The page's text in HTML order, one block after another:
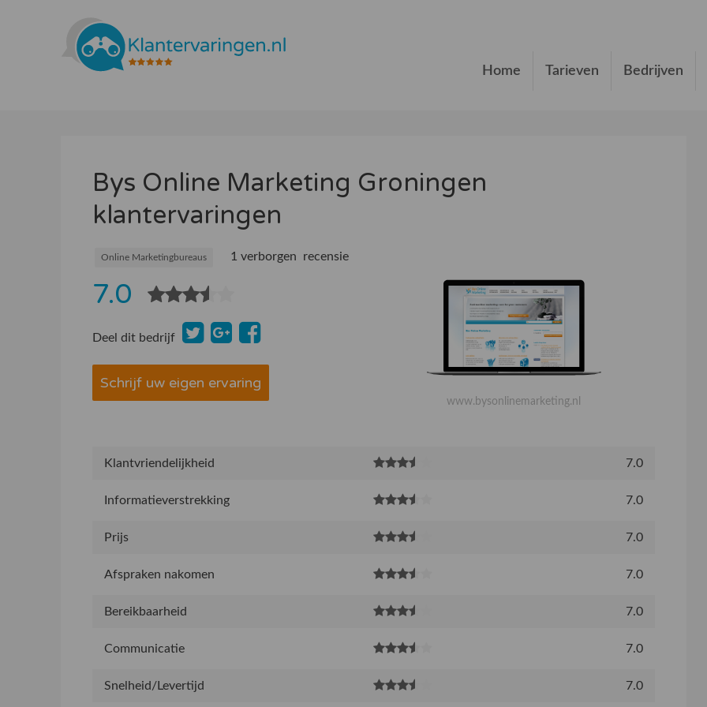
Home Tarieven Bedrijven
Bys Online Marketing Groningen
klantervaringen
Online Marketingbureaus 1 verborgen recensie
7.0
Deel dit bedrijf
Schrijf uw eigen ervaring
www.bysonlinemarketing.nl
Klantvriendelijkheid 7.0
Informatieverstrekking 7.0
Prijs 7.0
Afspraken nakomen 7.0
Bereikbaarheid 7.0
Communicatie 7.0
Snelheid/Levertijd 7.0